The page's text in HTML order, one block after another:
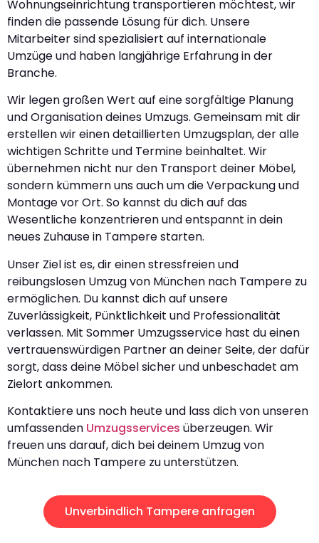
Wohnungseinrichtung transportieren möchtest, wir
finden die passende Lösung für dich. Unsere
Mitarbeiter sind spezialisiert auf internationale
Umzüge und haben langjährige Erfahrung in der
Branche.
Wir legen großen Wert auf eine sorgfältige Planung
und Organisation deines Umzugs. Gemeinsam mit dir
erstellen wir einen detaillierten Umzugsplan, der alle
wichtigen Schritte und Termine beinhaltet. Wir
übernehmen nicht nur den Transport deiner Möbel,
sondern kümmern uns auch um die Verpackung und
Montage vor Ort. So kannst du dich auf das
Wesentliche konzentrieren und entspannt in dein
neues Zuhause in Tampere starten.
Unser Ziel ist es, dir einen stressfreien und
reibungslosen Umzug von München nach Tampere zu
ermöglichen. Du kannst dich auf unsere
Zuverlässigkeit, Pünktlichkeit und Professionalität
verlassen. Mit Sommer Umzugsservice hast du einen
vertrauenswürdigen Partner an deiner Seite, der dafür
sorgt, dass deine Möbel sicher und unbeschadet am
Zielort ankommen.
Kontaktiere uns noch heute und lass dich von unseren
umfassenden Umzugsservices überzeugen. Wir
freuen uns darauf, dich bei deinem Umzug von
München nach Tampere zu unterstützen.
Unverbindlich Tampere anfragen